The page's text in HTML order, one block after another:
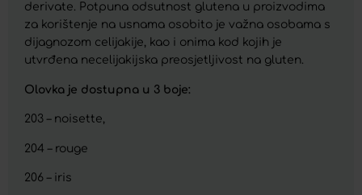
derivate. Potpuna odsutnost glutena u proizvodima
za korištenje na usnama osobito je važna osobama s
dijagnozom celijakije, kao i onima kod kojih je
utvrđena necelijakijska preosjetljivost na gluten.
Olovka je dostupna u 3 boje:
203 – noisette,
204 – rouge
206 – iris